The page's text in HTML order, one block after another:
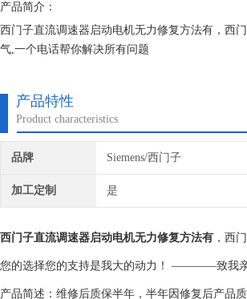
产品简介：
西门子直流调速器启动电机无力修复方法有，西
气,一个电话帮你解决所有问题
产品特性
Product characteristics
品牌 Siemens/西门子
加工定制 是
西门子直流调速器启动电机无力修复方法有 ，西
您的选择您的支持是我大的动力！ ————致我亲
产品简述：维修后质保半年，半年因修复后产品